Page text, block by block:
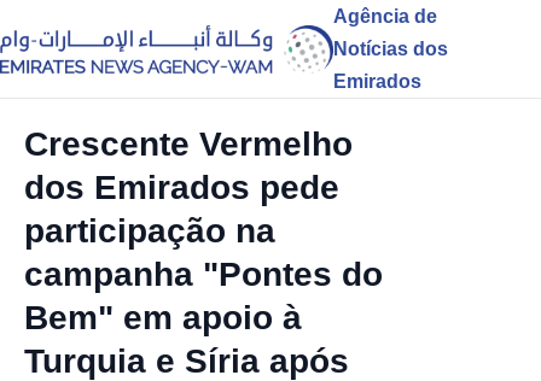
Agência de
Notícias dos
Emirados
Crescente Vermelho
dos Emirados pede
participação na
campanha "Pontes do
Bem" em apoio à
Turquia e Síria após